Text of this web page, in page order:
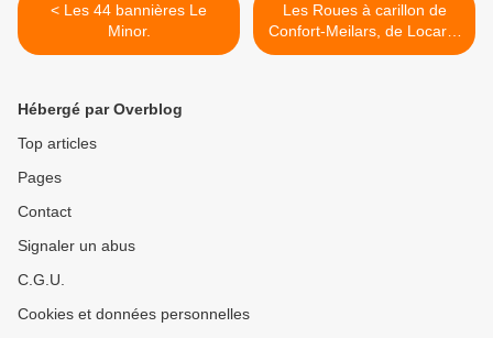
< Les 44 bannières Le
Minor.
Les Roues à carillon de
Confort-Meilars, de Locarn,
de Priziac et de Quilinen
Hébergé par Overblog
Top articles
Pages
Contact
Signaler un abus
C.G.U.
Cookies et données personnelles